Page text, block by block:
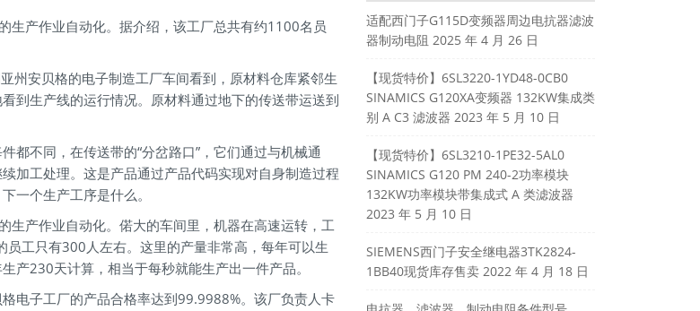
生产作业自动化。据介绍，该工厂总共有约1100名员
州安贝格的电子制造工厂车间看到，原材料仓库紧邻生
到生产线的运行情况。原材料通过地下的传送带运送到
都不同，在传送带的“分岔路口”，它们通过与机械通
加工处理。这是产品通过产品代码实现对自身制造过程
一个生产工序是什么。
生产作业自动化。偌大的车间里，机器在高速运转，工
工只有300人左右。这里的产量非常高，每年可以生
产230天计算，相当于每秒就能生产出一件产品。
电子工厂的产品合格率达到99.9988%。该厂负责人卡
适配西门子G115D变频器周边电抗器滤波
器制动电阻 2025 年 4 月 26 日
【现货特价】6SL3220-1YD48-0CB0
SINAMICS G120XA变频器 132KW集成类
别 A C3 滤波器 2023 年 5 月 10 日
【现货特价】6SL3210-1PE32-5AL0
SINAMICS G120 PM 240-2功率模块
132KW功率模块带集成式 A 类滤波器
2023 年 5 月 10 日
SIEMENS西门子安全继电器3TK2824-
1BB40现货库存售卖 2022 年 4 月 18 日